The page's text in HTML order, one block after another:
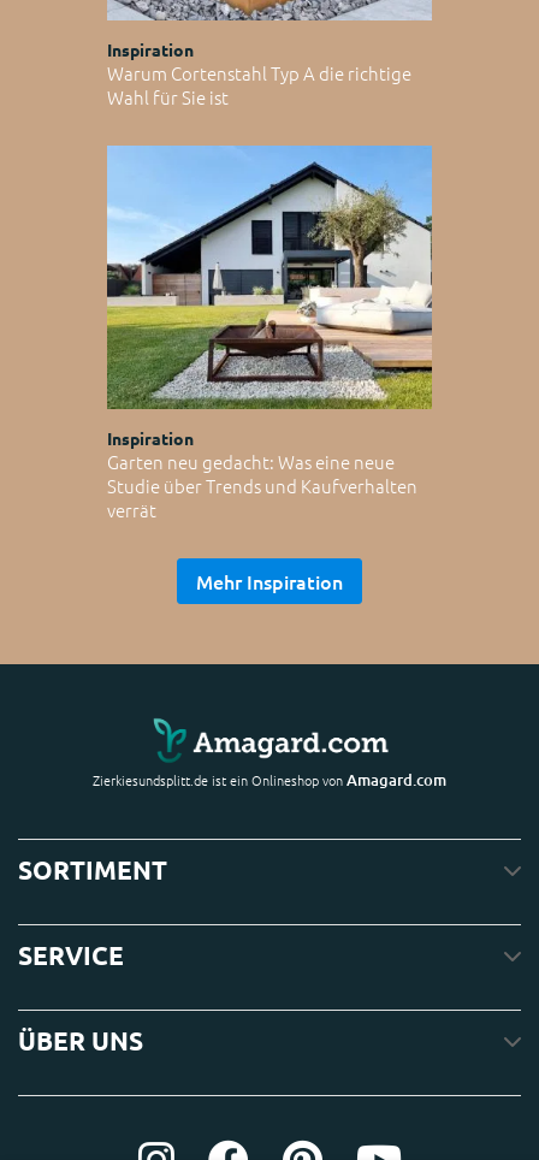
Inspiration
Warum Cortenstahl Typ A die richtige
Wahl für Sie ist
Inspiration
Garten neu gedacht: Was eine neue
Studie über Trends und Kaufverhalten
verrät
Mehr Inspiration
Zierkiesundsplitt.de ist ein Onlineshop vonAmagard.com
SORTIMENT
SERVICE
ÜBER UNS